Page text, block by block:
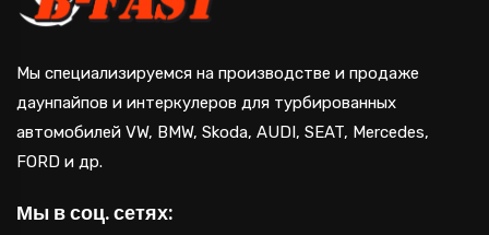
Мы специализируемся на производстве и продаже
даунпайпов и интеркулеров для турбированных
автомобилей VW, BMW, Skoda, AUDI, SEAT, Mercedes,
FORD и др.
Мы в соц. сетях: